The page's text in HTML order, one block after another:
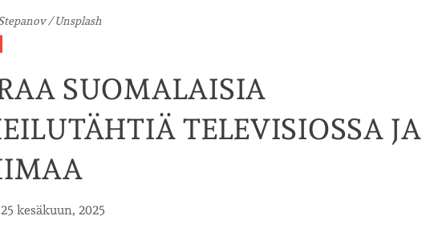
/ Unsplash
SUOMALAISIA
TELEVISIOSSA JA
25 kesäkuun, 2025